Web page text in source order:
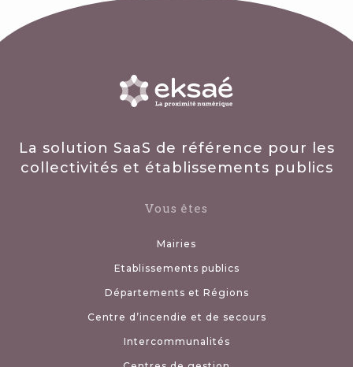
La solution SaaS de référence pour les
collectivités et établissements publics
Vous êtes
Mairies
Etablissements publics
Départements et Régions
Centre d’incendie et de secours
Intercommunalités